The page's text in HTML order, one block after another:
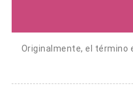
Originalmente, el término